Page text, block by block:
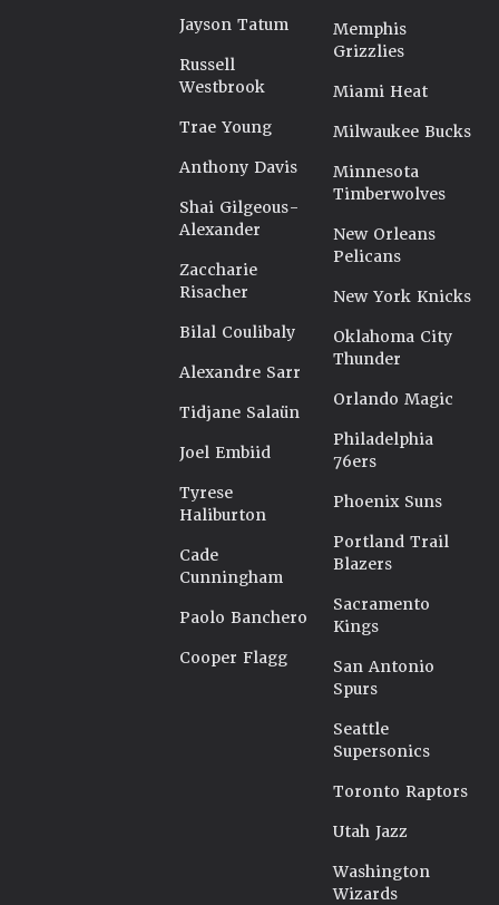
Jayson Tatum
Russell
Westbrook
Trae Young
Anthony Davis
Shai Gilgeous-
Alexander
Zaccharie
Risacher
Bilal Coulibaly
Alexandre Sarr
Tidjane Salaün
Joel Embiid
Tyrese
Haliburton
Cade
Cunningham
Paolo Banchero
Cooper Flagg
Memphis
Grizzlies
Miami Heat
Milwaukee Bucks
Minnesota
Timberwolves
New Orleans
Pelicans
New York Knicks
Oklahoma City
Thunder
Orlando Magic
Philadelphia
76ers
Phoenix Suns
Portland Trail
Blazers
Sacramento
Kings
San Antonio
Spurs
Seattle
Supersonics
Toronto Raptors
Utah Jazz
Washington
Wizards